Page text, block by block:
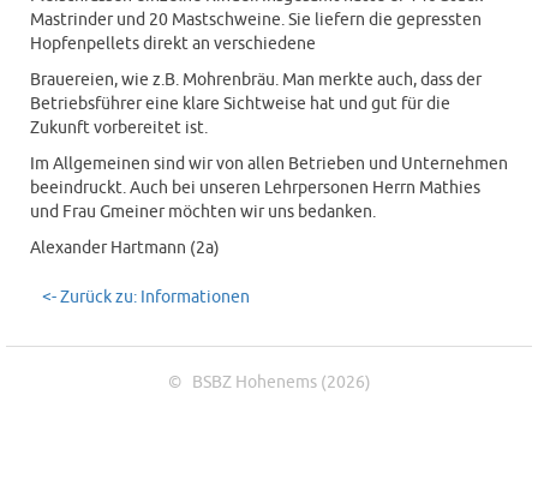
Mastrinder und 20 Mastschweine. Sie liefern die gepressten
Hopfenpellets direkt an verschiedene
Brauereien, wie z.B. Mohrenbräu. Man merkte auch, dass der
Betriebsführer eine klare Sichtweise hat und gut für die
Zukunft vorbereitet ist.
Im Allgemeinen sind wir von allen Betrieben und Unternehmen
beeindruckt. Auch bei unseren Lehrpersonen Herrn Mathies
und Frau Gmeiner möchten wir uns bedanken.
Alexander Hartmann (2a)
<- Zurück zu: Informationen
© BSBZ Hohenems (2026)